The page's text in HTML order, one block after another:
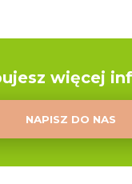
więcej
NAPISZ DO NAS